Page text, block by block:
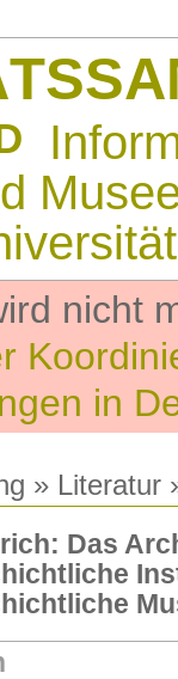
nicht
in
» Literatur
Das